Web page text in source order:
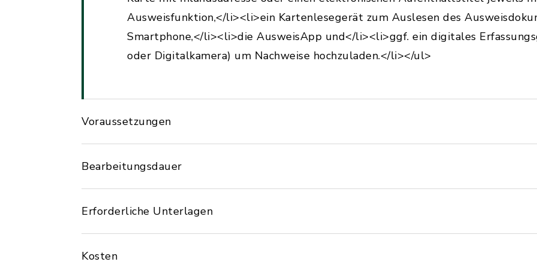
Ausweisfunktion,</li><li>ein Kartenlesegerät zum Auslesen des
Smartphone,</li><li>die AusweisApp und</li><li>ggf. ein digitales
oder Digitalkamera) um Nachweise hochzuladen.</li></ul>
Voraussetzungen
Bearbeitungsdauer
Erforderliche Unterlagen
Kosten